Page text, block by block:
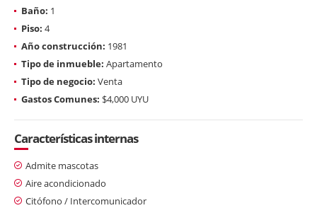
Baño: 1
Piso: 4
Año construcción: 1981
Tipo de inmueble: Apartamento
Tipo de negocio: Venta
Gastos Comunes: $4,000 UYU
Características internas
Admite mascotas
Aire acondicionado
Citófono / Intercomunicador